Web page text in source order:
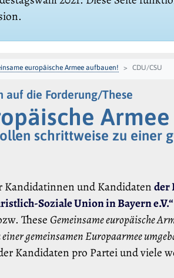
europäische Armee aufbauen! CDU/CSU
auf die Forderung/These
schrittweise zu einer
Kandidatinnen und Kandidatender
Soziale Union in Bayern
TheseGemeinsame europäische
gemeinsamen Europaarmee
Kandidaten pro Partei und viele